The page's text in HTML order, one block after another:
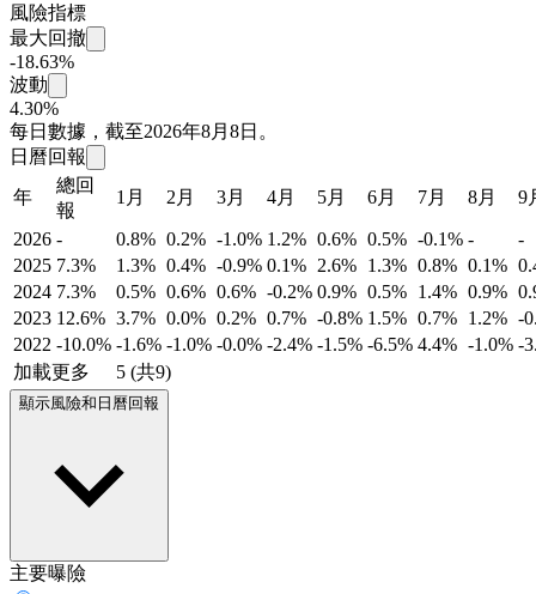
風險指標
最大回撤
-18.63%
波動
4.30%
每日數據，截至2026年8月8日。
日曆回報
年
總回
報
1月 2月 3月 4月 5月 6月 7月 8月 9
2026 - 0.8% 0.2% -1.0% 1.2% 0.6% 0.5% -0.1% -
-
2025 7.3% 1.3% 0.4% -0.9% 0.1% 2.6% 1.3% 0.8% 0.1%
2024 7.3% 0.5% 0.6% 0.6% -0.2% 0.9% 0.5% 1.4% 0.9%
2023 12.6% 3.7% 0.0% 0.2% 0.7% -0.8% 1.5% 0.7% 1.2% -
2022 -10.0% -1.6% -1.0% -0.0% -2.4% -1.5% -6.5% 4.4% -1.0% -
加載更多
5 (共9)
顯示風險和日曆回報
主要曝險